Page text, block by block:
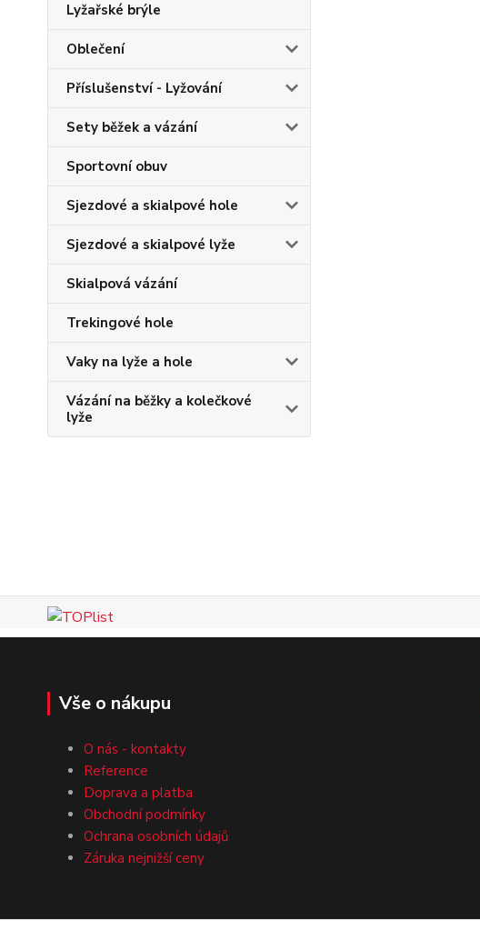
Lyžařské brýle
Oblečení
Příslušenství - Lyžování
Sety běžek a vázání
Sportovní obuv
Sjezdové a skialpové hole
Sjezdové a skialpové lyže
Skialpová vázání
Trekingové hole
Vaky na lyže a hole
Vázání na běžky a kolečkové
lyže
Vše o nákupu
O nás - kontakty
Reference
Doprava a platba
Obchodní podmínky
Ochrana osobních údajů
Záruka nejnižší ceny